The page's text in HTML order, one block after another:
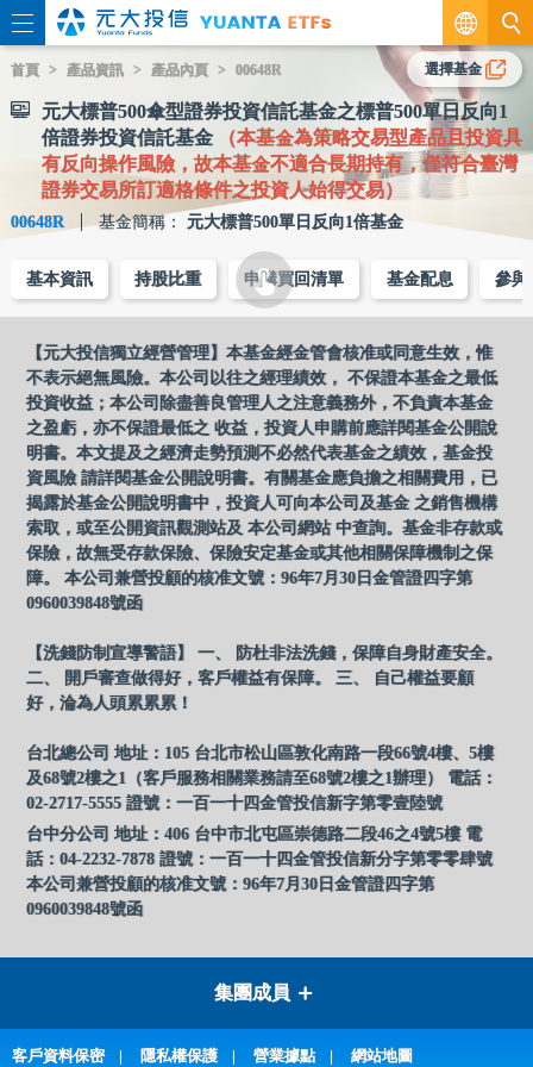
繁
EN
首頁 產品資訊 產品內頁 00648R
元大標普500傘型證券投資信託基金之標普500單日反向1
倍證券投資信託基金
（本基金為策略交易型產品且投資具
有反向操作風險，故本基金不適合長期持有，僅符合臺灣
證券交易所訂適格條件之投資人始得交易）
00648R 基金簡稱： 元大標普500單日反向1倍基金
選擇基金
基本資訊 持股比重 申購買回清單 基金配息 參與
【元大投信獨立經營管理】本基金經金管會核准或同意生效，惟
不表示絕無風險。本公司以往之經理績效， 不保證本基金之最低
投資收益；本公司除盡善良管理人之注意義務外，不負責本基金
之盈虧，亦不保證最低之 收益，投資人申購前應詳閱基金公開說
明書。本文提及之經濟走勢預測不必然代表基金之績效，基金投
資風險 請詳閱基金公開說明書。有關基金應負擔之相關費用，已
揭露於基金公開說明書中，投資人可向本公司及基金 之銷售機構
索取，或至公開資訊觀測站及 本公司網站 中查詢。基金非存款或
保險，故無受存款保險、保險安定基金或其他相關保障機制之保
障。 本公司兼營投顧的核准文號：96年7月30日金管證四字第
0960039848號函
【洗錢防制宣導警語】 一、 防杜非法洗錢，保障自身財產安全。
二、 開戶審查做得好，客戶權益有保障。 三、 自己權益要顧
好，淪為人頭累累累！
台北總公司 地址：105 台北市松山區敦化南路一段66號4樓、5樓
及68號2樓之1（客戶服務相關業務請至68號2樓之1辦理） 電話：
02-2717-5555 證號：一百一十四金管投信新字第零壹陸號
台中分公司 地址：406 台中市北屯區崇德路二段46之4號5樓 電
話：04-2232-7878 證號：一百一十四金管投信新分字第零零肆號
本公司兼營投顧的核准文號：96年7月30日金管證四字第
0960039848號函
集團成員
客戶資料保密 隱私權保護 營業據點 網站地圖